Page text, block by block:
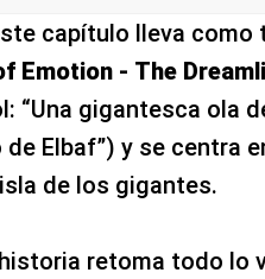
capítulo lleva
Emotion - The
“Una gigantesca ola
Elbaf”) y se centra
de los gigantes.
retoma todo lo